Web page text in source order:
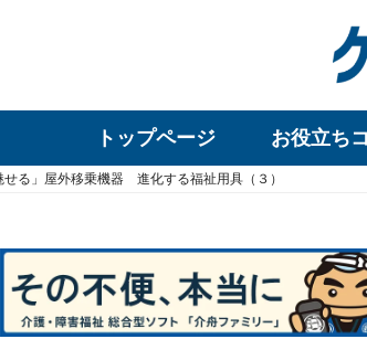
トップページ お役立ち
せる」屋外移乗機器 進化する福祉用具（３）